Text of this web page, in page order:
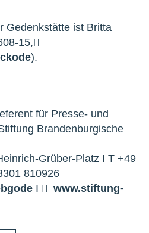
Gedenkstätte ist Britta
15,
ode).
für Presse- und
Brandenburgische
Grüber-Platz I T +49
810926
ode I
www.stiftung-